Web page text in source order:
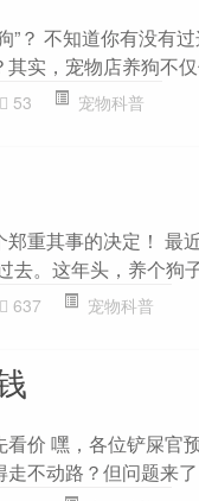
”？ 不知道你有没有
实，宠物店养狗不
53 宠物科普
重其事的决定！ 最
去。这年头，养个狗
637 宠物科普
价 嘿，各位铲屎官
不动路？但问题来